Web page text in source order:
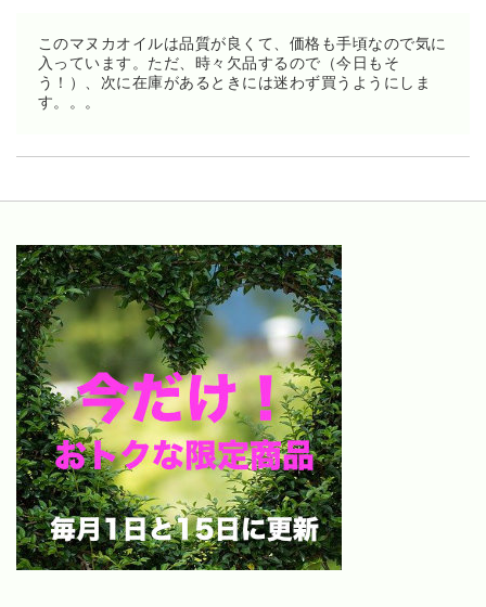
このマヌカオイルは品質が良くて、価格も手頃なので気に
入っています。ただ、時々欠品するので（今日もそ
う！）、次に在庫があるときには迷わず買うようにしま
す。。。